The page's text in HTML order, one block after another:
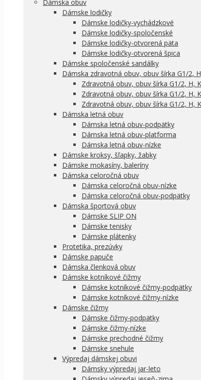
Dámska obuv
Dámske lodičky
Dámske lodičky-vychádzkové
Dámske lodičky-spoločenské
Dámske lodičky-otvorená päta
Dámske lodičky-otvorená špica
Dámske spoločenské sandálky
Dámska zdravotná obuv, obuv šírka G1/2,
Zdravotná obuv, obuv šírka G1/2, H,
Zdravotná obuv, obuv šírka G1/2, H,
Zdravotná obuv, obuv šírka G1/2, H,
Dámska letná obuv
Dámska letná obuv-podpätky
Dámska letná obuv-platforma
Dámska letná obuv-nízke
Dámske kroksy, šľapky, žabky
Dámske mokasíny, baleríny
Dámska celoročná obuv
Dámska celoročná obuv-nízke
Dámska celoročná obuv-podpätky
Dámska športová obuv
Dámske SLIP ON
Dámske tenisky
Dámske plátenky
Protetika, prezúvky
Dámske papuče
Dámska členková obuv
Dámske kotníkové čižmy
Dámske kotníkové čižmy-podpätky
Dámske kotníkové čižmy-nízke
Dámske čižmy
Dámske čižmy-podpätky
Dámske čižmy-nízke
Dámske prechodné čižmy
Dámske snehule
Výpredaj dámskej obuvi
Dámsky výpredaj jar-leto